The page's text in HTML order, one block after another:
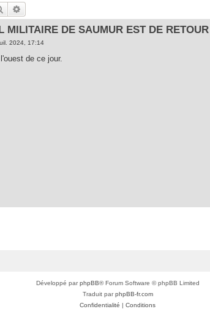
Rechercher
MILITAIRE DE SAUMUR EST DE RETOUR
2024, 17:14
de ce jour.
Développé parphpBB® Forum Software © phpBB Limited
Traduit parphpBB-fr.com
Confidentialité | Conditions